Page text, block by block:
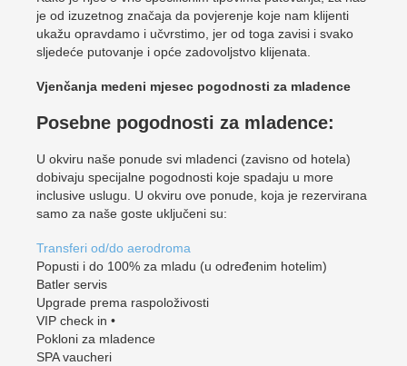
je od izuzetnog značaja da povjerenje koje nam klijenti
ukažu opravdamo i učvrstimo, jer od toga zavisi i svako
sljedeće putovanje i opće zadovoljstvo klijenata.
Vjenčanja medeni mjesec pogodnosti za mladence
Posebne pogodnosti za mladence:
U okviru naše ponude svi mladenci (zavisno od hotela)
dobivaju specijalne pogodnosti koje spadaju u more
inclusive uslugu. U okviru ove ponude, koja je rezervirana
samo za naše goste uključeni su:
Transferi od/do aerodroma
Popusti i do 100% za mladu (u određenim hotelim)
Batler servis
Upgrade prema raspoloživosti
VIP check in •
Pokloni za mladence
SPA vaucheri